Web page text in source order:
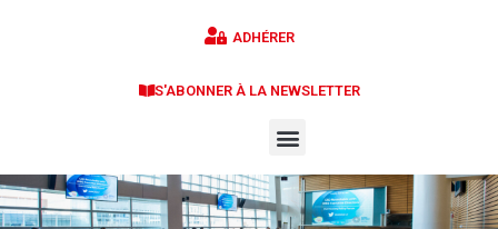
ADHÉRER
S'ABONNER À LA NEWSLETTER